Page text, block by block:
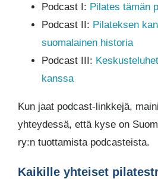
Podcast I: Pilates tämän
Podcast II: Pilateksen
suomalainen historia
Podcast III:
kanssa
Kun jaat podcast-linkkejä,
yhteydessä, että kyse on
ry:n tuottamista podcasteista.
Kaikille yhteiset